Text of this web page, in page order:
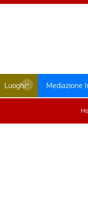
Luoghi Mediazione